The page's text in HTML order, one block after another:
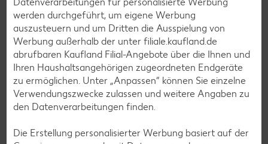
Flammkuchen-Rezepte
Frühstücksrezepte
Salat-Rezepte
Spargel-Rezepte
Fisch-Rezepte
werden durchgeführt, um eigene Werbung
auszusteuern und um Dritten die Ausspielung von
Werbung außerhalb der unter filiale.kaufland.de
abrufbaren Kaufland Filial-Angebote über die Ihnen und
Ihren Haushaltsangehörigen zugeordneten Endgeräte
zu ermöglichen. Unter „Anpassen“ können Sie einzelne
Verwendungszwecke zulassen und weitere Angaben zu
den Datenverarbeitungen finden.
Die Erstellung personalisierter Werbung basiert auf der